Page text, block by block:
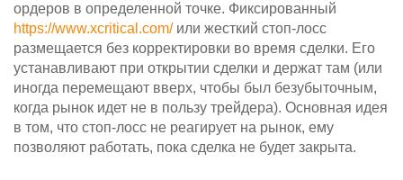
ордеров в определенной точке. Фиксированный
https://www.xcritical.com/или жесткий стоп-лосс
размещается без корректировки во время сделки. Его
устанавливают при открытии сделки и держат там (или
иногда перемещают вверх, чтобы был безубыточным,
когда рынок идет не в пользу трейдера). Основная идея
в том, что стоп-лосс не реагирует на рынок, ему
позволяют работать, пока сделка не будет закрыта.